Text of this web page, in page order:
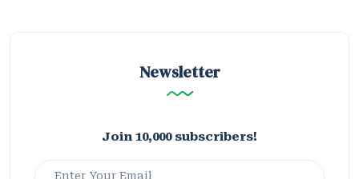
Newsletter
Join 10,000 subscribers!